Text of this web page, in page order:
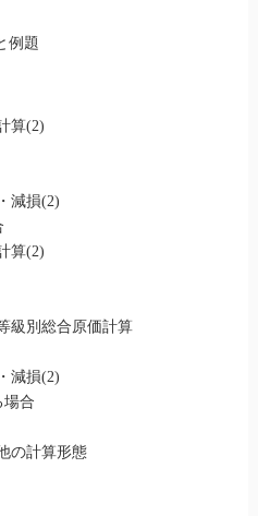
例題
算(2)
減損(2)
算(2)
級別総合原価計算
減損(2)
場合
の計算形態